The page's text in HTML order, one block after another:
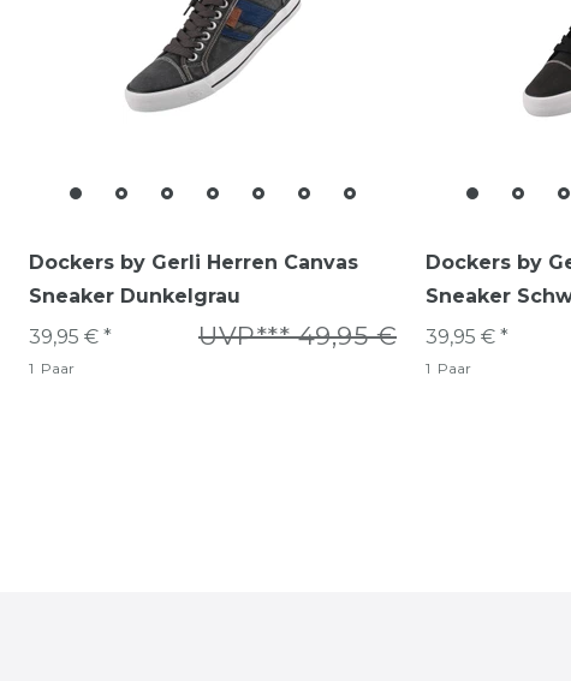
Dockers by Gerli Herren Canvas
Sneaker Dunkelgrau
UVP*** 49,95 €
39,95 € *
1 Paar
Dockers by
Sneaker
39,95 € *
1 Paar